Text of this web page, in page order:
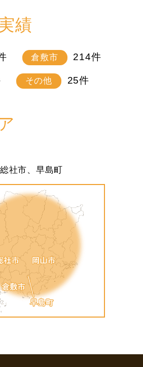
績
倉敷市 214件
その他 25件
社市、早島町